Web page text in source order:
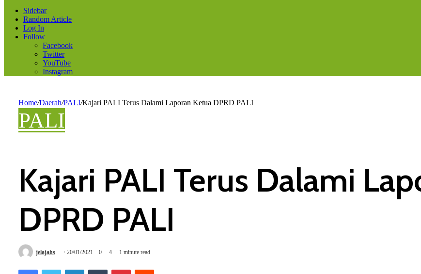
Sidebar
Random Article
Log In
Follow
Facebook
Twitter
YouTube
Instagram
Home/Daerah/PALI/Kajari PALI Terus Dalami Laporan Ketua DPRD PALI
PALI
Kajari PALI Terus Dalami
DPRD PALI
jelajahs 20/01/2021 0 4 1 minute read